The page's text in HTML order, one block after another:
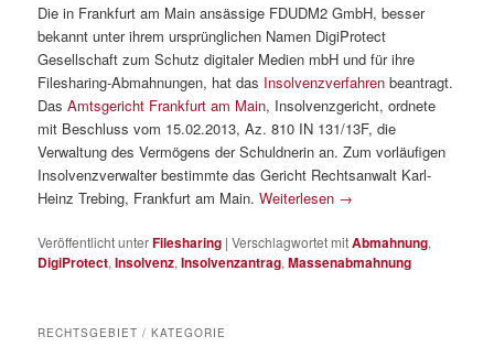
Die in Frankfurt am Main ansässige FDUDM2 GmbH, besser
bekannt unter ihrem ursprünglichen Namen DigiProtect
Gesellschaft zum Schutz digitaler Medien mbH und für ihre
Filesharing-Abmahnungen, hat das Insolvenzverfahren beantragt.
DasAmtsgericht Frankfurt am Main, Insolvenzgericht, ordnete
mit Beschluss vom 15.02.2013, Az. 810 IN 131/13F, die
Verwaltung des Vermögens der Schuldnerin an. Zum vorläufigen
Insolvenzverwalter bestimmte das Gericht Rechtsanwalt Karl-
Heinz Trebing, Frankfurt am Main.Weiterlesen →
Veröffentlicht unterFilesharing |Verschlagwortet mitAbmahnung,
DigiProtect,Insolvenz,Insolvenzantrag,Massenabmahnung
RECHTSGEBIET / KATEGORIE